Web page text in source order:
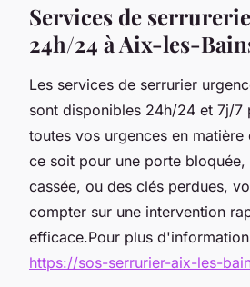
Services de
24h/24 à Aix-les-
Les services de serrurier
sont disponibles 24h/24 et 7j/7
toutes vos urgences en matière
ce soit pour une porte bloquée,
cassée, ou des clés perdues,
compter sur une intervention
efficace.Pour plus
https://sos-serrurier-aix-les-